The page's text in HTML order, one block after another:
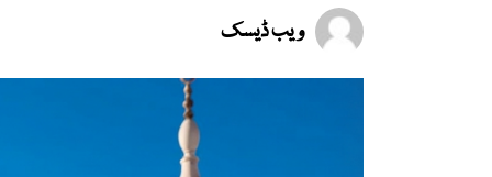
ویب ڈیسک